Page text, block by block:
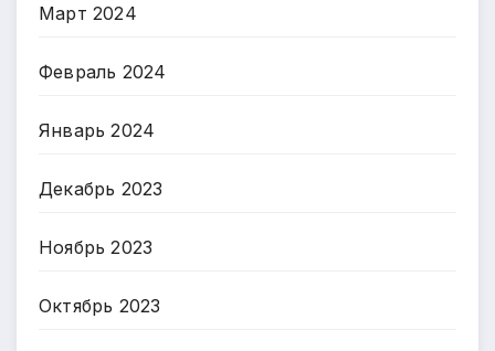
Март 2024
Февраль 2024
Январь 2024
Декабрь 2023
Ноябрь 2023
Октябрь 2023